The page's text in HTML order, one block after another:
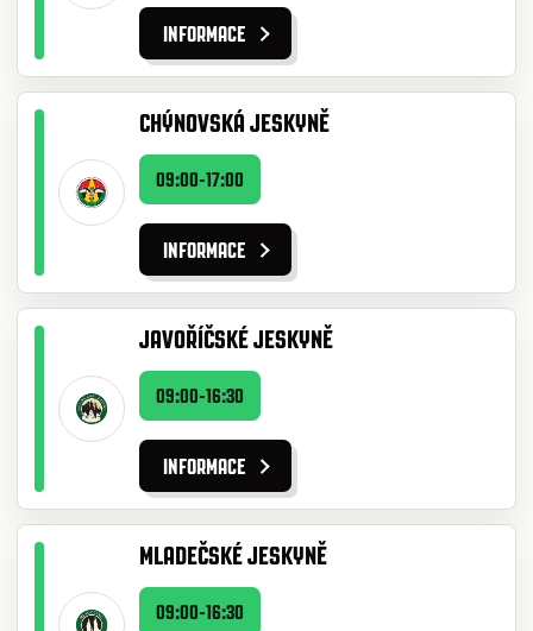
INFORMACE
CHÝNOVSKÁ JESKYNĚ
09:00-17:00
INFORMACE
JAVOŘÍČSKÉ JESKYNĚ
09:00-16:30
INFORMACE
MLADEČSKÉ JESKYNĚ
09:00-16:30